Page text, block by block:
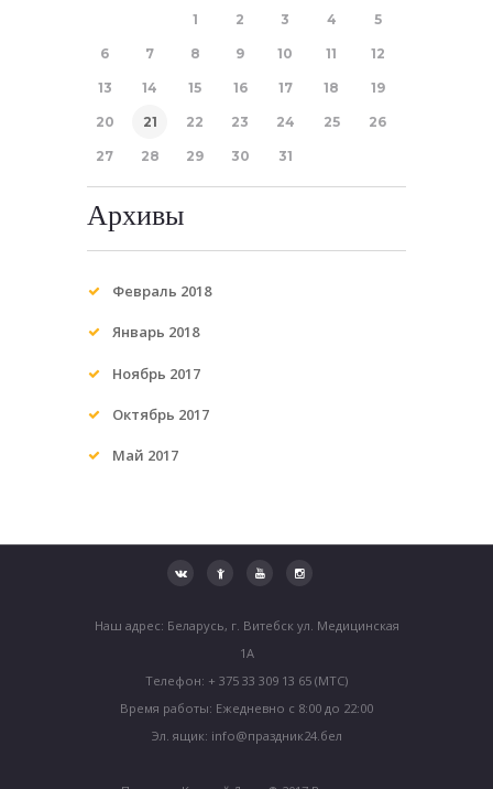
1 2 3 4 5
6 7 8 9 10 11 12
13 14 15 16 17 18 19
20 21 22 23 24 25 26
27 28 29 30 31
Архивы
Февраль 2018
Январь 2018
Ноябрь 2017
Октябрь 2017
Май 2017
Наш адрес: Беларусь, г. Витебск ул. Медицинская
1А
Телефон: + 375 33 309 13 65 (МТС)
Время работы: Ежедневно с 8:00 до 22:00
Эл. ящик: info@праздник24.бел